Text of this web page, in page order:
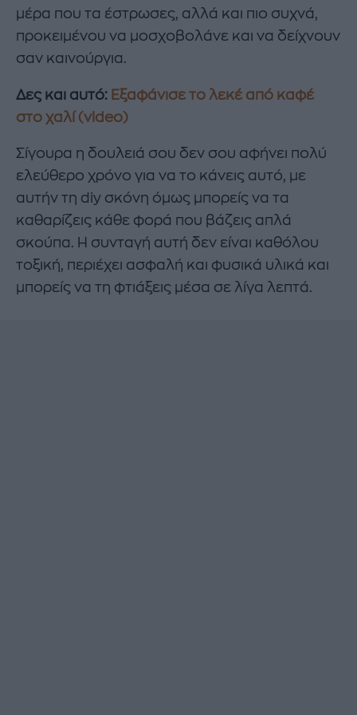
μέρα που τα έστρωσες, αλλά και πιο συχνά,
προκειμένου να μοσχοβολάνε και να δείχνουν
σαν καινούργια.
Δες και αυτό: Εξαφάνισε το λεκέ από καφέ
στο χαλί (video)
Σίγουρα η δουλειά σου δεν σου αφήνει πολύ
ελεύθερο χρόνο για να το κάνεις αυτό, με
αυτήν τη diy σκόνη όμως μπορείς να τα
καθαρίζεις κάθε φορά που βάζεις απλά
σκούπα. Η συνταγή αυτή δεν είναι καθόλου
τοξική, περιέχει ασφαλή και φυσικά υλικά και
μπορείς να τη φτιάξεις μέσα σε λίγα λεπτά.